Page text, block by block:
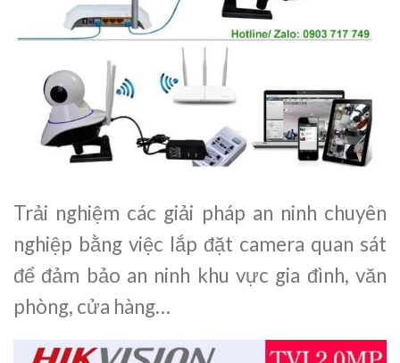
Trải nghiệm các giải pháp an ninh chuyên
nghiệp bằng việc lắp đặt camera quan sát
để đảm bảo an ninh khu vực gia đình, văn
phòng, cửa hàng…